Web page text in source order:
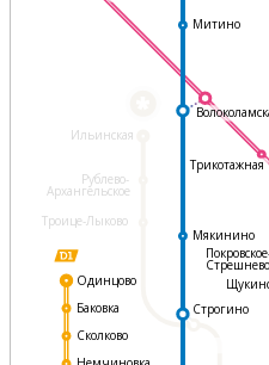
Ильинская
Рублево-
Архангельское
Троице-Лыково
Трикотажная
Мякинино
Строгино
Митино
Одинцово
Баковка
Сколково
Стрешнево